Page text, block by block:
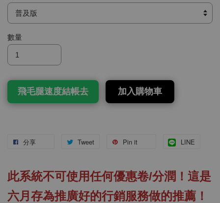
數量
飛毛腿速度結帳去 加入購物車
分享 Tweet Pin it LINE
此系統不可使用任何優惠卷/分潤！這是
六月存為推廣好的行銷服務做的推薦！